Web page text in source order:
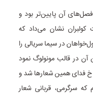
آن پایین‌تر بود و
نشان می‌داد که
در سیما سریالی را
آن در قالب مونولوگ نمود
فدای همین شعارها شد و
سرگرمی، قربانی شعار